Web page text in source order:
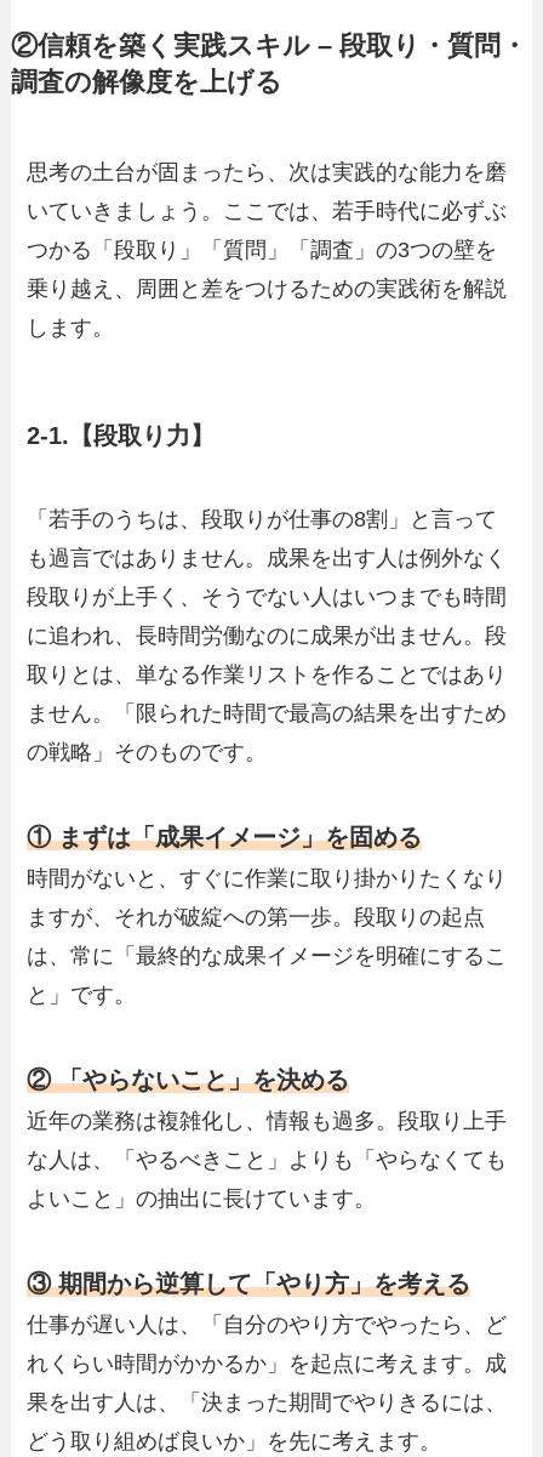
②信頼を築く実践スキル – 段取り・質問・
調査の解像度を上げる
思考の土台が固まったら、次は実践的な能力を磨
いていきましょう。ここでは、若手時代に必ずぶ
つかる「段取り」「質問」「調査」の3つの壁を
乗り越え、周囲と差をつけるための実践術を解説
します。
2-1.【段取り力】
「若手のうちは、段取りが仕事の8割」と言って
も過言ではありません。成果を出す人は例外なく
段取りが上手く、そうでない人はいつまでも時間
に追われ、長時間労働なのに成果が出ません。段
取りとは、単なる作業リストを作ることではあり
ません。「限られた時間で最高の結果を出すため
の戦略」そのものです。
① まずは「成果イメージ」を固める
時間がないと、すぐに作業に取り掛かりたくなり
ますが、それが破綻への第一歩。段取りの起点
は、常に「最終的な成果イメージを明確にするこ
と」です。
② 「やらないこと」を決める
近年の業務は複雑化し、情報も過多。段取り上手
な人は、「やるべきこと」よりも「やらなくても
よいこと」の抽出に長けています。
③ 期間から逆算して「やり方」を考える
仕事が遅い人は、「自分のやり方でやったら、ど
れくらい時間がかかるか」を起点に考えます。成
果を出す人は、「決まった期間でやりきるには、
どう取り組めば良いか」を先に考えます。